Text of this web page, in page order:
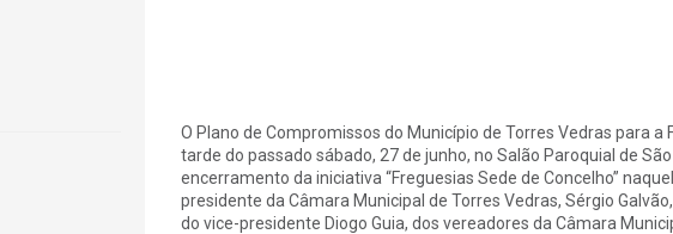
O Plano de Compromissos do Município de Torres Vedras para
tarde do passado sábado, 27 de junho, no Salão Paroquial de
encerramento da iniciativa “Freguesias Sede de Concelho”
presidente da Câmara Municipal de Torres Vedras, Sérgio
do vice-presidente Diogo Guia, dos vereadores da Câmara